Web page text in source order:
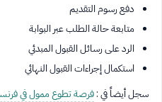
دفع رسوم التقديم
متابعة حالة الطلب عبر البوابة
الرد على رسائل القبول المبدئي
استكمال إجراءات القبول النهائي
سجل أيضاً في :فرصة تطوع ممول في فرنسا